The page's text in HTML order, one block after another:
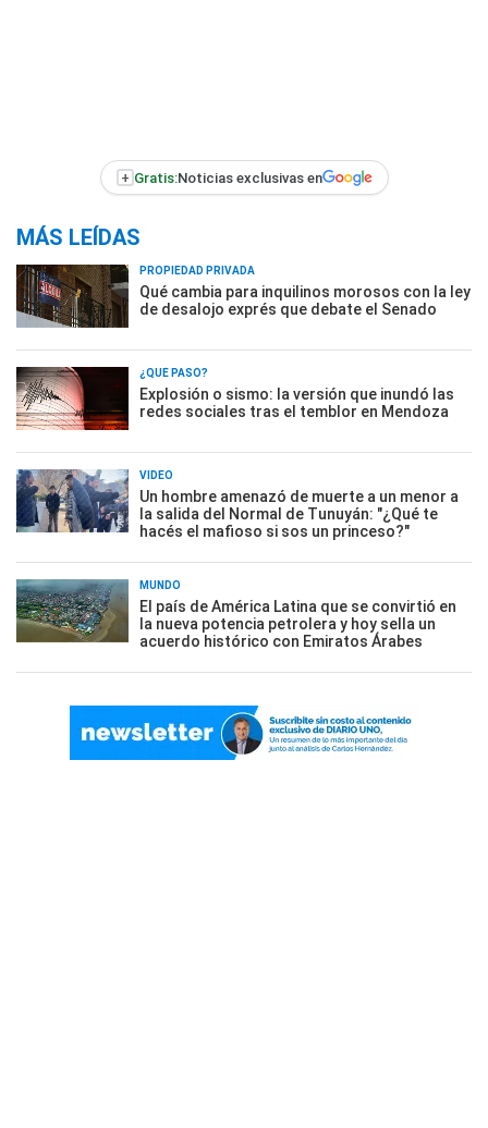
+ Gratis:Noticias exclusivas en
MÁS LEÍDAS
PROPIEDAD PRIVADA
Qué cambia para inquilinos morosos con la ley
de desalojo exprés que debate el Senado
¿QUÉ PASÓ?
Explosión o sismo: la versión que inundó las
redes sociales tras el temblor en Mendoza
VIDEO
Un hombre amenazó de muerte a un menor a
la salida del Normal de Tunuyán: "¿Qué te
hacés el mafioso si sos un princeso?"
MUNDO
El país de América Latina que se convirtió en
la nueva potencia petrolera y hoy sella un
acuerdo histórico con Emiratos Árabes